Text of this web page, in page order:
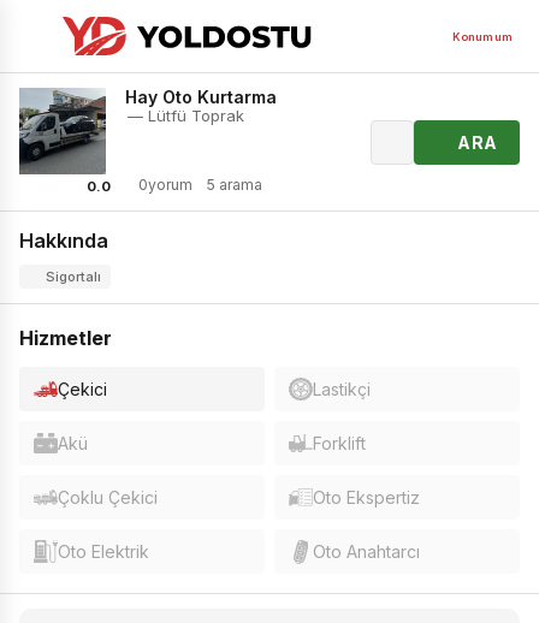
Konumum
0.0
Hay Oto Kurtarma
— Lütfü Toprak
0yorum 5 arama
ARA
Hakkında
Sigortalı
Hizmetler
Çekici Lastikçi
Akü Forklift
Çoklu Çekici Oto Ekspertiz
Oto Elektrik Oto Anahtarcı